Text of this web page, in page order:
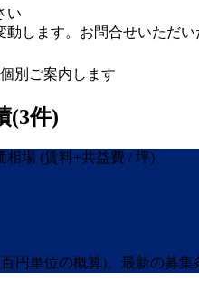
い
します。お問合せいただい
別ご案内します
(3件)
相場 (賃料+共益費 / 坪)
円単位の概算)。最新の募